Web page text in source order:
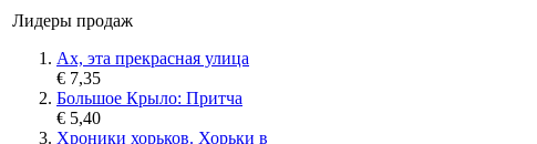
Лидеры продаж
Ах, эта прекрасная улица
€ 7,35
Большое Крыло: Притча
€ 5,40
Хроники хорьков. Хорьки в